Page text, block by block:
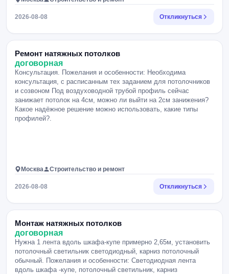
2026-08-08 Откликнуться
Ремонт натяжных потолков
договорная
Консультация. Пожелания и особенности: Необходима
консультация, с расписанным тех заданием для потолочников
и созвоном Под воздуховодной трубой профиль сейчас
занижает потолок на 4см, можно ли выйти на 2см занижения?
Какое надёжное решение можно использовать, какие типы
профилей?.
Москва Строительство и ремонт
2026-08-08 Откликнуться
Монтаж натяжных потолков
договорная
Нужна 1 лента вдоль шкафа-купе примерно 2,65м, установить
потолочный светильник светодиодный, карниз потолочный
обычный. Пожелания и особенности: Светодиодная лента
вдоль шкафа -купе, потолочный светильник, карниз